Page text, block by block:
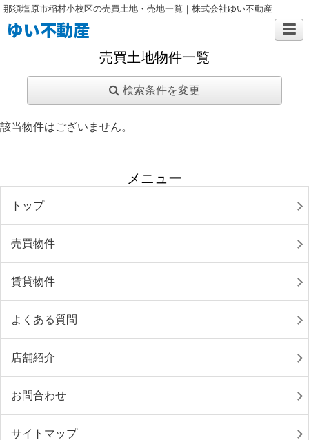
那須塩原市稲村小校区の売買土地・売地一覧｜株式会社ゆい不動産
ゆい不動産
売買土地物件一覧
検索条件を変更
該当物件はございません。
メニュー
トップ
売買物件
賃貸物件
よくある質問
店舗紹介
お問合わせ
サイトマップ